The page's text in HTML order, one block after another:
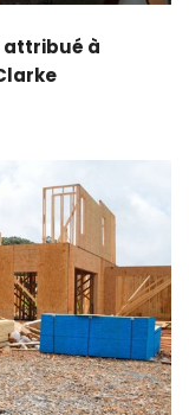
attribué à